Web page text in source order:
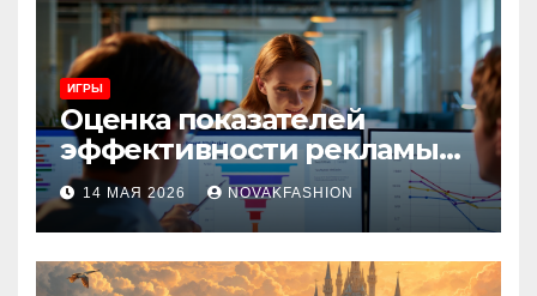
ИГРЫ
Оценка показателей
эффективности рекламы
при атрибуции
множественных точек
касания
14 МАЯ 2026 NOVAKFASHION